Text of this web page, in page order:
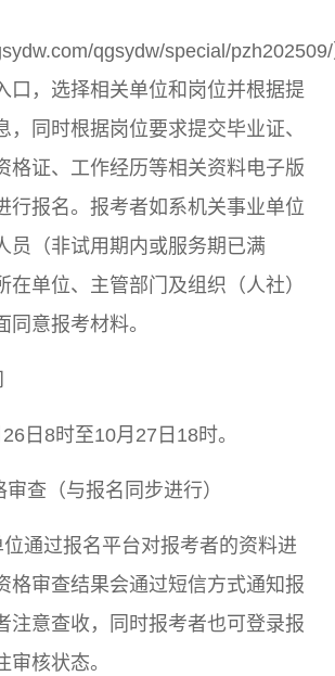
qgsydw/special/pzh202509/
口，选择相关单位和岗位并根据提
，同时根据岗位要求提交毕业证、
格证、工作经历等相关资料电子版
行报名。报考者如系机关事业单位
员（非试用期内或服务期已满
在单位、主管部门及组织（人社）
同意报考材料。
26日 8时至10月 27 日 18时。
审查（与报名同步进行）
通过报名平台对报考者的资料进
格审查结果会通过短信方式通知报
注意查收，同时报考者也可登录报
审核状态。